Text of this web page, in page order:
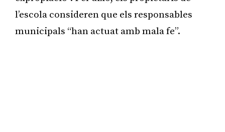
l’escola consideren que els responsables
municipals “han actuat amb mala fe”.